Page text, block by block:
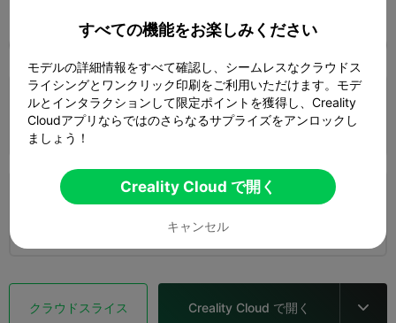
0.2mm layer, 3 walls, 15% infill
 02h 01m  1 プレート  50.05g

0.2mm layer, 2 walls, 15% infill
01h 38m 
クラウドスライス Creality Cloud で開く 
すべての機能をお楽しみください
モデルの詳細情報をすべて確認し、シームレスなクラウドス
ライシングとワンクリック印刷をご利用いただけます。モデ
ルとインタラクションして限定ポイントを獲得し、Creality
Cloudアプリならではのさらなるサプライズをアンロックし
ましょう！
Creality Cloud で開く
キャンセル